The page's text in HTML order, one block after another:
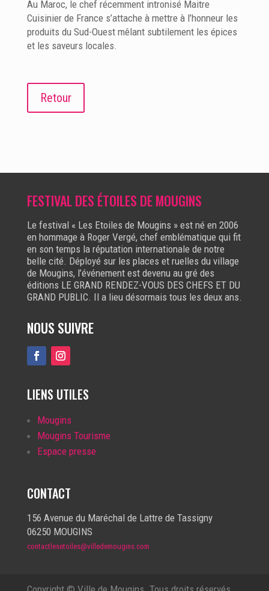
Au Maroc, le chef récemment intronisé Maitre
Cuisinier de France s’attache à mettre à l’honneur les
produits du Sud-Ouest mêlant subtilement les épices
et les saveurs locales.
Retour
FESTIVAL DES ÉTOILES DE MOUGINS
Le festival « Les Etoiles de Mougins » est né en 2006
en hommage à Roger Vergé, chef emblématique qui fit
en son temps la réputation internationale de notre
belle cité. Déployé sur les places et ruelles du village
de Mougins, l’événement est devenu au gré des
éditions LE GRAND RENDEZ-VOUS DES CHEFS ET DU
GRAND PUBLIC. Il a lieu désormais tous les deux ans.
NOUS SUIVRE
LIENS UTILES
Mougins
Mougins Tourisme
Espace presse
CONTACT
156 Avenue du Maréchal de Lattre de Tassigny
06250 MOUGINS
contactlesetoiles@villedemougins.com